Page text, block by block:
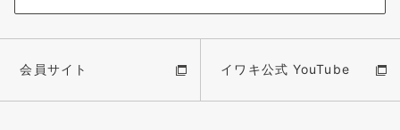
会員サイト イワキ公式 YouTube